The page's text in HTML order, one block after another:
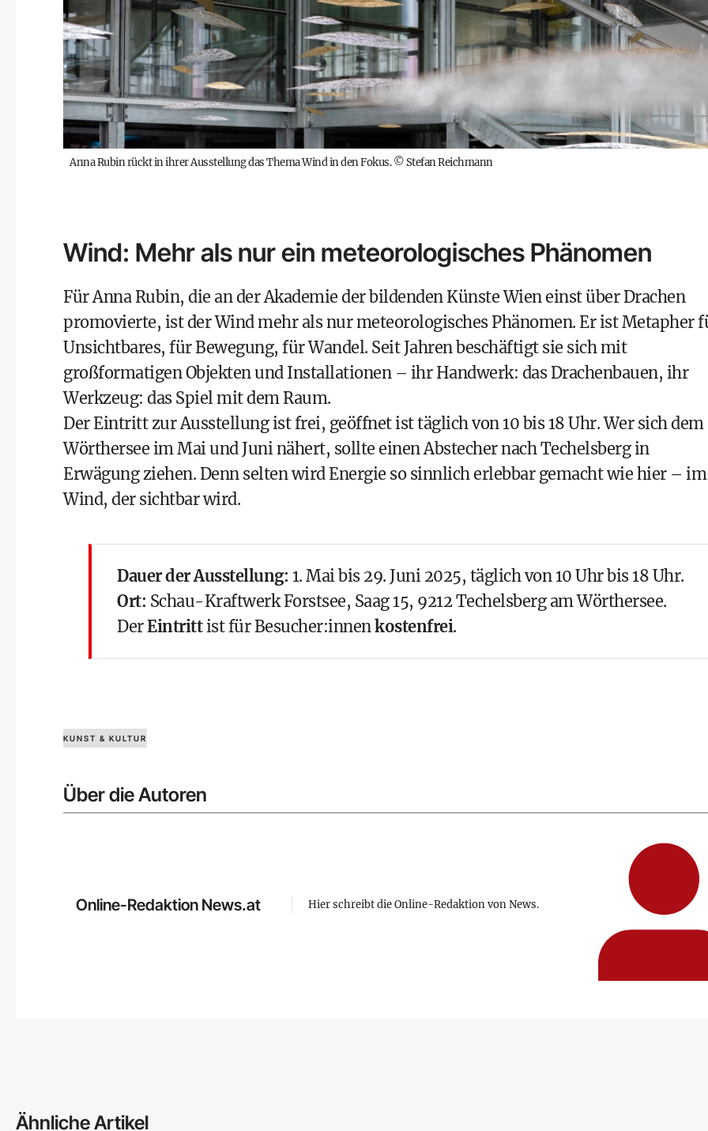
Anna Rubin rückt in ihrer Ausstellung das Thema Wind in den Fokus.©Stefan Reichmann
Wind: Mehr als nur ein meteorologisches Phänomen
Für Anna Rubin, die an der Akademie der bildenden Künste Wien einst über Drachen
promovierte, ist der Wind mehr als nur meteorologisches Phänomen. Er ist Metapher
Unsichtbares, für Bewegung, für Wandel. Seit Jahren beschäftigt sie sich mit
großformatigen Objekten und Installationen – ihr Handwerk: das Drachenbauen, ihr
Werkzeug: das Spiel mit dem Raum.
Der Eintritt zur Ausstellung ist frei, geöffnet ist täglich von 10 bis 18 Uhr. Wer sich dem
Wörthersee im Mai und Juni nähert, sollte einen Abstecher nach Techelsberg in
Erwägung ziehen. Denn selten wird Energie so sinnlich erlebbar gemacht wie hier – im
Wind, der sichtbar wird.
Dauer der Ausstellung: 1. Mai bis 29. Juni 2025, täglich von 10 Uhr bis 18 Uhr.
Ort: Schau-Kraftwerk Forstsee, Saag 15, 9212 Techelsberg am Wörthersee.
DerEintrittist für Besucher:innen kostenfrei.
KUNST & KULTUR
Über die Autoren
Online-Redaktion News.at Hier schreibt die Online-Redaktion von News.
Ähnliche Artikel